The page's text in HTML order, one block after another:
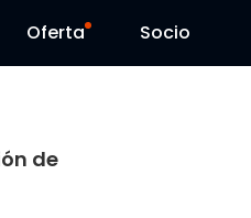
Oferta
Reolink Day
Socio
de